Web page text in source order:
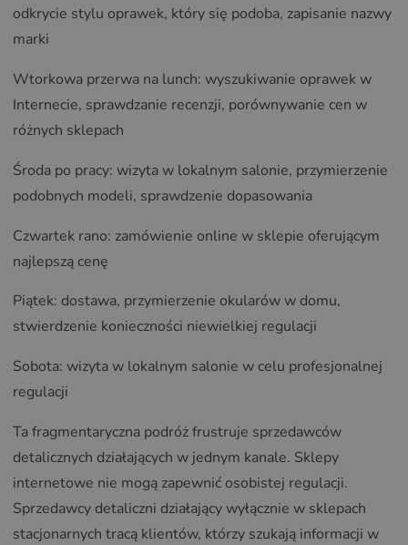
odkrycie stylu oprawek, który się podoba, zapisanie nazwy
marki
Wtorkowa przerwa na lunch: wyszukiwanie oprawek w
Internecie, sprawdzanie recenzji, porównywanie cen w
różnych sklepach
Środa po pracy: wizyta w lokalnym salonie, przymierzenie
podobnych modeli, sprawdzenie dopasowania
Czwartek rano: zamówienie online w sklepie oferującym
najlepszą cenę
Piątek: dostawa, przymierzenie okularów w domu,
stwierdzenie konieczności niewielkiej regulacji
Sobota: wizyta w lokalnym salonie w celu profesjonalnej
regulacji
Ta fragmentaryczna podróż frustruje sprzedawców
detalicznych działających w jednym kanale. Sklepy
internetowe nie mogą zapewnić osobistej regulacji.
Sprzedawcy detaliczni działający wyłącznie w sklepach
stacjonarnych tracą klientów, którzy szukają informacji w